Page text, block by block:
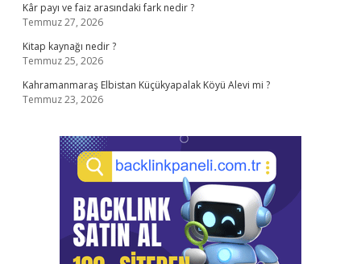
Kâr payı ve faiz arasındaki fark nedir ?
Temmuz 27, 2026
Kitap kaynağı nedir ?
Temmuz 25, 2026
Kahramanmaraş Elbistan Küçükyapalak Köyü Alevi mi ?
Temmuz 23, 2026